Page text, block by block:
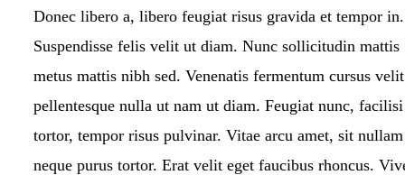
Donec libero a, libero feugiat risus gravida et tempor in.
Suspendisse felis velit ut diam. Nunc sollicitudin mattis
metus mattis nibh sed. Venenatis fermentum cursus velit
pellentesque nulla ut nam ut diam. Feugiat nunc, facilisi
tortor, tempor risus pulvinar. Vitae arcu amet, sit nullam
neque purus tortor. Erat velit eget faucibus rhoncus.